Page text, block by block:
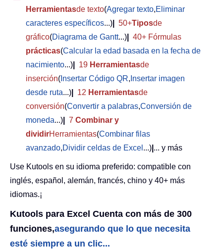
Herramientasde texto(Agregar texto,Eliminar
caracteres específicos...) 50+Tiposde
gráfico(Diagrama de Gantt...)
40+ Fórmulas
prácticas(Calcular la edad basada en la fecha de
nacimiento...) 19 Herramientasde
inserción( Insertar Código QR, Insertar imagen
desde ruta...) 12 Herramientasde
conversión(Convertir a palabras,Conversión de
moneda...) 7 Combinar y
dividirHerramientas(Combinar filas
avanzado,Dividir celdas de Excel ...) ... y más
Use Kutools en su idioma preferido: compatible con
inglés, español, alemán, francés, chino y 40+ más
idiomas.¡
Kutools para Excel Cuenta con más de 300
funciones,asegurando que lo que necesita
esté siempre a un clic...